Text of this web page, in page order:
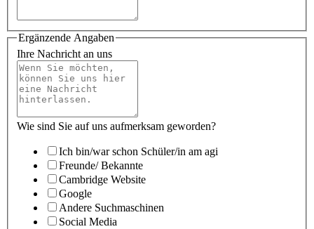
Ergänzende Angaben
Ihre Nachricht an uns
Wie sind Sie auf uns aufmerksam geworden?
Ich bin/war schon Schüler/in am agi
Freunde/ Bekannte
Cambridge Website
Google
Andere Suchmaschinen
Social Media